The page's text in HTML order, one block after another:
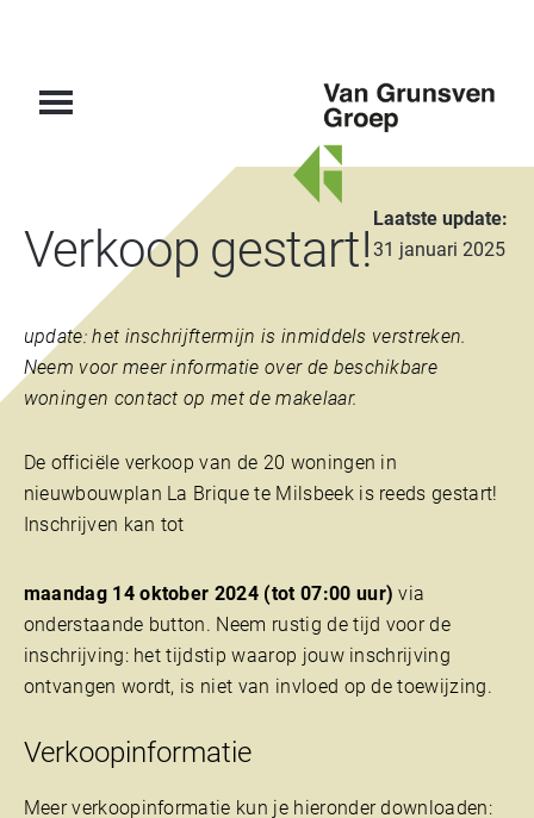
Grunsven
Groep
Verkoop gestart!
Laatste update:
31 januari 2025
update: het inschrijftermijn is inmiddels verstreken.
Neem voor meer informatie over de beschikbare
woningen contact op met de makelaar.
De officiële verkoop van de 20 woningen in
nieuwbouwplan La Brique te Milsbeek is reeds gestart!
Inschrijven kan tot
maandag 14 oktober 2024 (tot 07:00 uur) via
onderstaande button. Neem rustig de tijd voor de
inschrijving: het tijdstip waarop jouw inschrijving
ontvangen wordt, is niet van invloed op de toewijzing.
Verkoopinformatie
Meer verkoopinformatie kun je hieronder downloaden: